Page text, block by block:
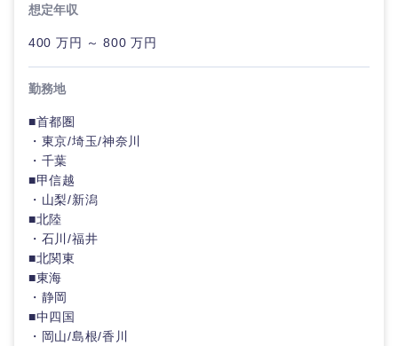
（IT）、
ビス・制
技術職
（モノづ
くり）
金融専門
職
メディカ
ル
不動産専
門職
メディカル
不動産専門職
建設・施工管理
事務職
その他
広告・宣伝・印刷
エンターテイメント
石川県
想定年収
400 万円 ～ 800 万円
勤務地
■首都圏
・東京/埼玉/神奈川
・千葉
■甲信越
・山梨/新潟
■北陸
・石川/福井
■北関東
■東海
・静岡
■中四国
・岡山/島根/香川